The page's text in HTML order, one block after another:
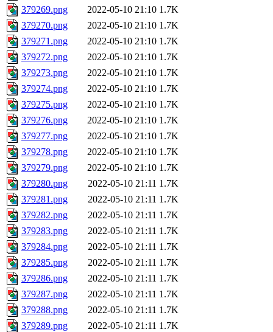
379269.png
2022-05-10 21:10 1.7K
379270.png
2022-05-10 21:10 1.7K
379271.png
2022-05-10 21:10 1.7K
379272.png
2022-05-10 21:10 1.7K
379273.png
2022-05-10 21:10 1.7K
379274.png
2022-05-10 21:10 1.7K
379275.png
2022-05-10 21:10 1.7K
379276.png
2022-05-10 21:10 1.7K
379277.png
2022-05-10 21:10 1.7K
379278.png
2022-05-10 21:10 1.7K
379279.png
2022-05-10 21:10 1.7K
379280.png
2022-05-10 21:11 1.7K
379281.png
2022-05-10 21:11 1.7K
379282.png
2022-05-10 21:11 1.7K
379283.png
2022-05-10 21:11 1.7K
379284.png
2022-05-10 21:11 1.7K
379285.png
2022-05-10 21:11 1.7K
379286.png
2022-05-10 21:11 1.7K
379287.png
2022-05-10 21:11 1.7K
379288.png
2022-05-10 21:11 1.7K
379289.png
2022-05-10 21:11 1.7K